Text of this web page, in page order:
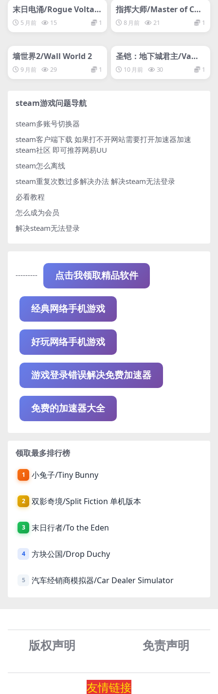
网盘下载游戏
末日电涌/Rogue Voltag
e 5 月前 15 1
网盘下载游戏
指挥大师/Master of Co
mmand
8 月前 21 1
网盘下载游戏
墙世界2/Wall World 2
9 月前 29 1
网盘下载游戏
圣铠：地下城君主/Vamb
race: Dungeon Monarc
h
10 月前 30 1
steam游戏问题导航
steam多账号切换器
steam客户端下载 如果打不开网站需要打开加速器加速
steam社区 即可推荐网易UU
steam怎么离线
steam重复次数过多解决办法 解决steam无法登录
必看教程
怎么成为会员
解决steam无法登录
--------- 点击我领取精品软件
经典网络手机游戏
好玩网络手机游戏
游戏登录错误解决免费加速器
免费的加速器大全
领取最多排行榜
1 小兔子/Tiny Bunny
2 双影奇境/Split Fiction 单机版本
3 末日行者/To the Eden
4 方块公国/Drop Duchy
5 汽车经销商模拟器/Car Dealer Simulator
版权声明 免责声明
友情链接